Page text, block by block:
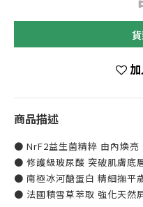
商品描述
● NrF2益生菌精粹 由內煥亮
● 修護級玻尿酸 突破肌膚底
● 南極冰河醣蛋白 精細撫平
● 法國積雪草萃取 強化天然